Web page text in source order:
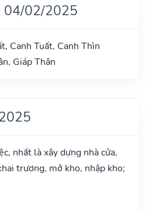
04/02/2025
Canh Tuất, Canh Thìn
Giáp Thân
nhất là xây dựng nhà cửa,
trương, mở kho, nhập kho;